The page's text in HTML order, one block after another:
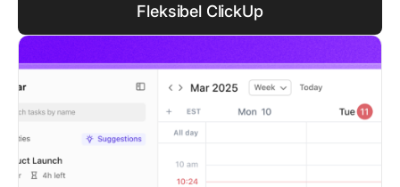
Fleksibel ClickUp